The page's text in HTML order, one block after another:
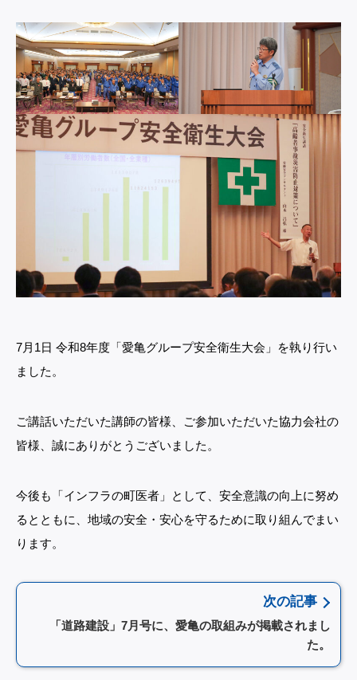
7月1日 令和8年度「愛亀グループ安全衛生大会」を執り行い
ました。
ご講話いただいた講師の皆様、ご参加いただいた協力会社の
皆様、誠にありがとうございました。
今後も「インフラの町医者」として、安全意識の向上に努め
るとともに、地域の安全・安心を守るために取り組んでまい
ります。
次の記事
「道路建設」7月号に、愛亀の取組みが掲載されまし
た。